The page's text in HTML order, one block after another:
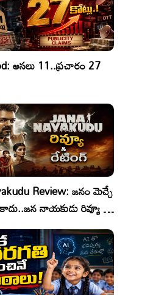
అసలు 11..ప్రచారం 27
Review: జనం మెచ్చే
నాయకుడు రివ్యూ &